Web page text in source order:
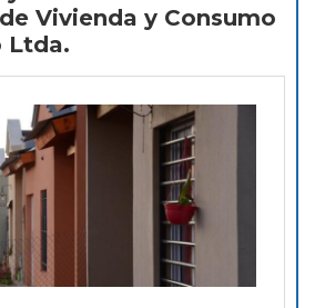
Vivienda y Consumo
Ltda.